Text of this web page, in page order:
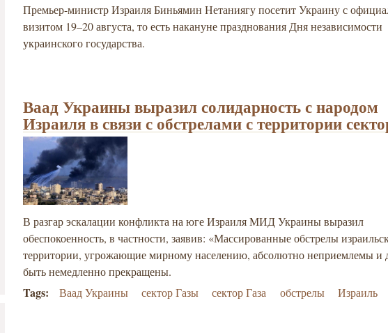
Премьер-министр Израиля Биньямин Нетаниягу посетит Украину с
визитом 19–20 августа, то есть накануне празднования Дня независимости
украинского государства.
Ваад Украины выразил солидарность с народом
Израиля в связи с обстрелами с территории
В разгар эскалации конфликта на юге Израиля МИД Украины выразил
обеспокоенность, в частности, заявив: «Массированные обстрелы
территории, угрожающие мирному населению, абсолютно неприемлемы
быть немедленно прекращены.
Tags: Ваад Украины сектор Газы сектор Газа обстрелы Израиль